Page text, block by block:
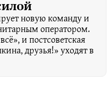
новую команду и
оператором.
и постсоветская
друзья!» уходят в